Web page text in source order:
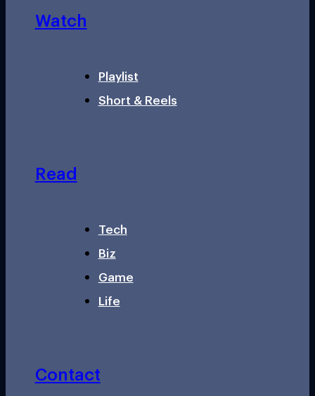
Watch
Playlist
Short & Reels
Read
Tech
Biz
Game
Life
Contact